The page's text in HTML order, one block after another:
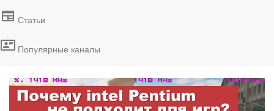
Статьи
Популярные каналы